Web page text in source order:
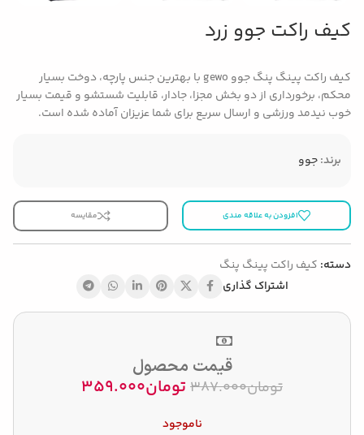
کیف راکت جوو زرد
کیف راکت پینگ پنگ جوو gewo با بهترین جنس پارچه، دوخت بسیار
محکم، برخورداری از دو بخش مجزا، جادار، قابلیت شستشو و قیمت بسیار
خوب نیدمد ورزشی و ارسال سریع برای شما عزیزان آماده شده است.
برند:جوو
افزودن به علاقه مندی مقایسه
دسته: کیف راکت پینگ پنگ
اشتراک گذاری
قیمت محصول
تومان387.000 تومان359.000
ناموجود